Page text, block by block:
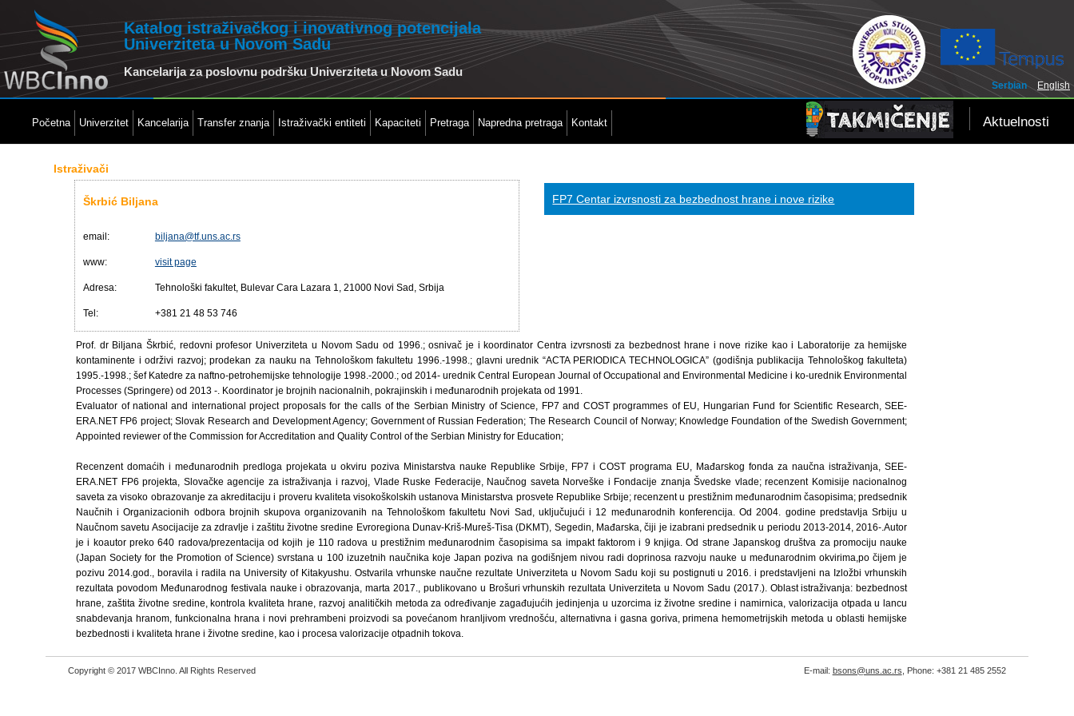
Katalog istraživačkog i inovativnog potencijala
Univerziteta u Novom Sadu
Kancelarija za poslovnu podršku Univerziteta u Novom Sadu
Početna Univerzitet Kancelarija Transfer znanja Istraživački entiteti Kapaciteti Pretraga Napredna pretraga Kontakt
Serbian English
Aktuelnosti
Istraživači
Škrbić Biljana
email: biljana@tf.uns.ac.rs
www: visit page
Adresa: Tehnološki fakultet, Bulevar Cara Lazara 1, 21000 Novi Sad, Srbija
Tel: +381 21 48 53 746
FP7 Centar izvrsnosti za bezbednost hrane i nove rizike
Prof. dr Biljana Škrbić, redovni profesor Univerziteta u Novom Sadu od 1996.; osnivač je i koordinator Centra izvrsnosti za bezbednost hrane i nove rizike kao i Laboratorije za hemijske
kontaminente i održivi razvoj; prodekan za nauku na Tehnološkom fakultetu 1996.-1998.; glavni urednik “ACTA PERIODICA TECHNOLOGICA” (godišnja publikacija Tehnološkog fakulteta)
1995.-1998.; šef Katedre za naftno-petrohemijske tehnologije 1998.-2000.; od 2014- urednik Central European Journal of Occupational and Environmental Medicine i ko-urednik Environmental
Processes (Springere) od 2013 -. Koordinator je brojnih nacionalnih, pokrajinskih i međunarodnih projekata od 1991.
Evaluator of national and international project proposals for the calls of the Serbian Ministry of Science, FP7 and COST programmes of EU, Hungarian Fund for Scientific Research, SEE-
ERA.NET FP6 project; Slovak Research and Development Agency; Government of Russian Federation; The Research Council of Norway; Knowledge Foundation of the Swedish Government;
Appointed reviewer of the Commission for Accreditation and Quality Control of the Serbian Ministry for Education;
Recenzent domaćih i međunarodnih predloga projekata u okviru poziva Ministarstva nauke Republike Srbije, FP7 i COST programa EU, Mađarskog fonda za naučna istraživanja, SEE-
ERA.NET FP6 projekta, Slovačke agencije za istraživanja i razvoj, Vlade Ruske Federacije, Naučnog saveta Norveške i Fondacije znanja Švedske vlade; recenzent Komisije nacionalnog
saveta za visoko obrazovanje za akreditaciju i proveru kvaliteta visokoškolskih ustanova Ministarstva prosvete Republike Srbije; recenzent u prestižnim međunarodnim časopisima; predsednik
Naučnih i Organizacionih odbora brojnih skupova organizovanih na Tehnološkom fakultetu Novi Sad, uključujući i 12 međunarodnih konferencija. Od 2004. godine predstavlja Srbiju u
Naučnom savetu Asocijacije za zdravlje i zaštitu životne sredine Evroregiona Dunav-Kriš-Mureš-Tisa (DKMT), Segedin, Mađarska, čiji je izabrani predsednik u periodu 2013-2014, 2016-.Autor
je i koautor preko 640 radova/prezentacija od kojih je 110 radova u prestižnim međunarodnim časopisima sa impakt faktorom i 9 knjiga. Od strane Japanskog društva za promociju nauke
(Japan Society for the Promotion of Science) svrstana u 100 izuzetnih naučnika koje Japan poziva na godišnjem nivou radi doprinosa razvoju nauke u međunarodnim okvirima,po čijem je
pozivu 2014.god., boravila i radila na University of Kitakyushu. Ostvarila vrhunske naučne rezultate Univerziteta u Novom Sadu koji su postignuti u 2016. i predstavljeni na Izložbi vrhunskih
rezultata povodom Međunarodnog festivala nauke i obrazovanja, marta 2017., publikovano u Brošuri vrhunskih rezultata Univerziteta u Novom Sadu (2017.). Oblast istraživanja: bezbednost
hrane, zaštita životne sredine, kontrola kvaliteta hrane, razvoj analitičkih metoda za određivanje zagađujućih jedinjenja u uzorcima iz životne sredine i namirnica, valorizacija otpada u lancu
snabdevanja hranom, funkcionalna hrana i novi prehrambeni proizvodi sa povećanom hranljivom vrednošću, alternativna i gasna goriva, primena hemometrijskih metoda u oblasti hemijske
bezbednosti i kvaliteta hrane i životne sredine, kao i procesa valorizacije otpadnih tokova.
Copyright © 2017 WBCInno. All Rights Reserved E-mail: bsons@uns.ac.rs, Phone: +381 21 485 2552